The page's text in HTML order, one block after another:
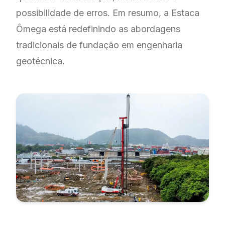
possibilidade de erros. Em resumo, a Estaca
Ômega está redefinindo as abordagens
tradicionais de fundação em engenharia
geotécnica.